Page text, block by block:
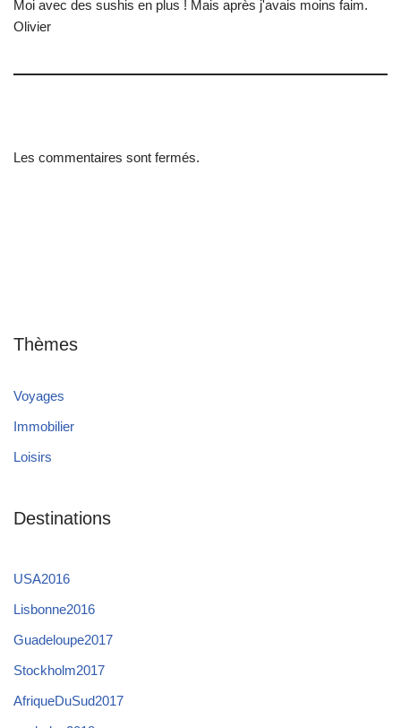
Moi avec des sushis en plus ! Mais après j'avais moins faim.
Olivier
Les commentaires sont fermés.
Thèmes
Voyages
Immobilier
Loisirs
Destinations
USA2016
Lisbonne2016
Guadeloupe2017
Stockholm2017
AfriqueDuSud2017